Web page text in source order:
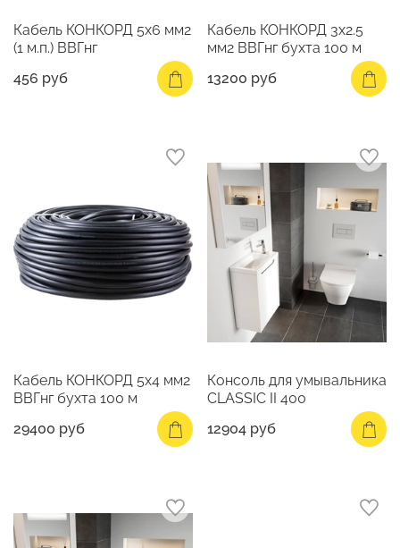
Кабель КОНКОРД 5х6 мм2
(1 м.п.) ВВГнг
456 руб
Кабель КОНКОРД 3х2.5
мм2 ВВГнг бухта 100 м
13200 руб
Кабель КОНКОРД 5х4 мм2
ВВГнг бухта 100 м
29400 руб
Консоль для умывальника
CLASSIC II 400
12904 руб